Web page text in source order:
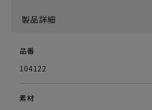
製品詳細
品番
104122
素材